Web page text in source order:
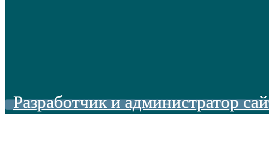
Разработчик и администратор